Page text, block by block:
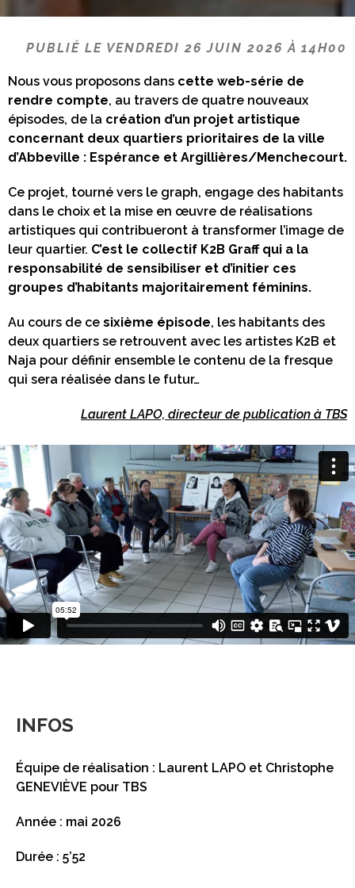
PUBLIÉ LE VENDREDI 26 JUIN 2026 À 14H00
Nous vous proposons dans cette web-série de
rendre compte, au travers de quatre nouveaux
épisodes, de la création d’un projet artistique
concernant deux quartiers prioritaires de la ville
d’Abbeville : Espérance et Argillières/Menchecourt.
Ce projet, tourné vers le graph, engage des habitants
dans le choix et la mise en œuvre de réalisations
artistiques qui contribueront à transformer l’image de
leur quartier. C’est le collectif K2B Graff qui a la
responsabilité de sensibiliser et d’initier ces
groupes d’habitants majoritairement féminins.
Au cours de ce sixième épisode, les habitants des
deux quartiers se retrouvent avec les artistes K2B et
Naja pour définir ensemble le contenu de la fresque
qui sera réalisée dans le futur…
Laurent LAPO, directeur de publication à TBS
INFOS
Équipe de réalisation : Laurent LAPO et Christophe
GENEVIÈVE pour TBS
Année : mai 2026
Durée : 5’52